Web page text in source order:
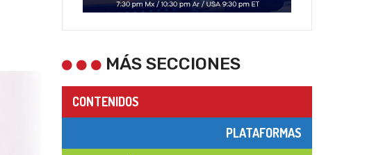
MÁS SECCIONES
CONTENIDOS
PLATAFORMAS